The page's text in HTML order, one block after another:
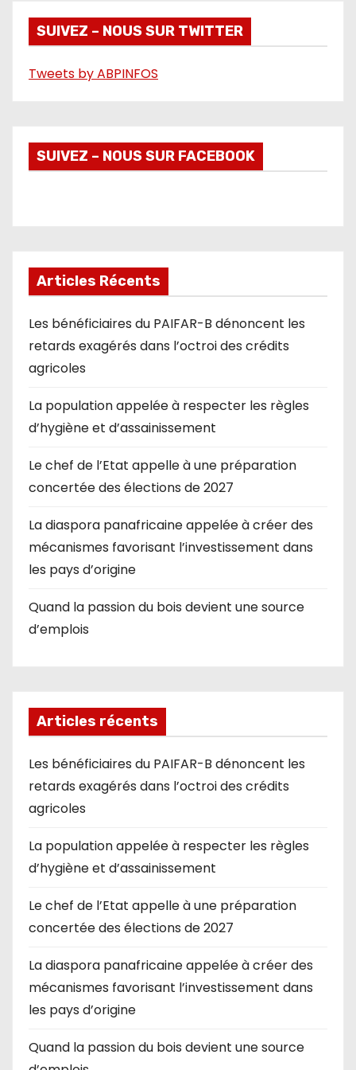
o
SUIVEZ – NOUS SUR TWITTER
Tweets by ABPINFOS
SUIVEZ – NOUS SUR FACEBOOK
Articles Récents
Les bénéficiaires du PAIFAR-B dénoncent les
retards exagérés dans l’octroi des crédits
agricoles
La population appelée à respecter les règles
d’hygiène et d’assainissement
Le chef de l’Etat appelle à une préparation
concertée des élections de 2027
La diaspora panafricaine appelée à créer des
mécanismes favorisant l’investissement dans
les pays d’origine
Quand la passion du bois devient une source
d’emplois
Articles récents
Les bénéficiaires du PAIFAR-B dénoncent les
retards exagérés dans l’octroi des crédits
agricoles
La population appelée à respecter les règles
d’hygiène et d’assainissement
Le chef de l’Etat appelle à une préparation
concertée des élections de 2027
La diaspora panafricaine appelée à créer des
mécanismes favorisant l’investissement dans
les pays d’origine
Quand la passion du bois devient une source